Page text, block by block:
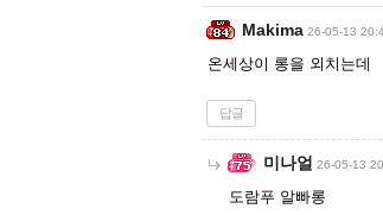
Makima 26-05-13
온세상이 롱을 외치는데
답글
미나얼 26-05-13
도람푸 알빠롱